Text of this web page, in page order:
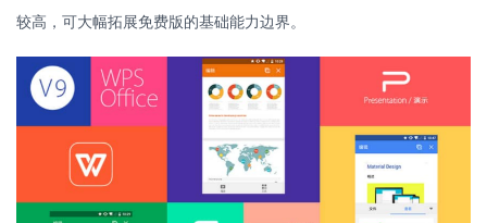
较高，可大幅拓展免费版的基础能力边界。